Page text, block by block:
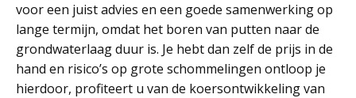
voor een juist advies en een goede samenwerking op
lange termijn, omdat het boren van putten naar de
grondwaterlaag duur is. Je hebt dan zelf de prijs in de
hand en risico’s op grote schommelingen ontloop je
hierdoor, profiteert u van de koersontwikkeling van